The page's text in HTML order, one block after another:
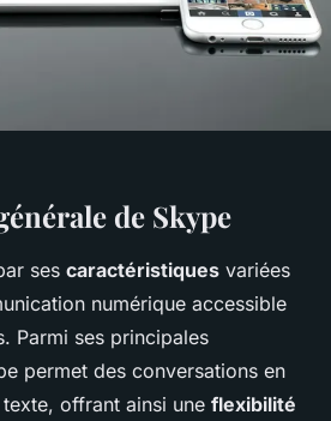
de Skype
ses caractéristiques variées
numérique accessible
Parmi ses principales
permet des conversations en
offrant ainsi une flexibilité